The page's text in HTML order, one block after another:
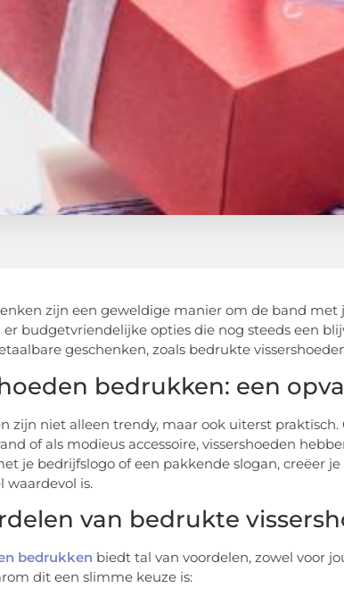
zijn een geweldige manier om de band
budgetvriendelijke opties die nog steeds een
geschenken, zoals bedrukte
bedrukken: een
zijn niet alleen trendy, maar ook uiterst
of als modieus accessoire, vissershoeden
je bedrijfslogo of een pakkende slogan, creëer
waardevol is.
van bedrukte
bedrukken biedt tal van voordelen, zowel voor
dit een slimme keuze is: